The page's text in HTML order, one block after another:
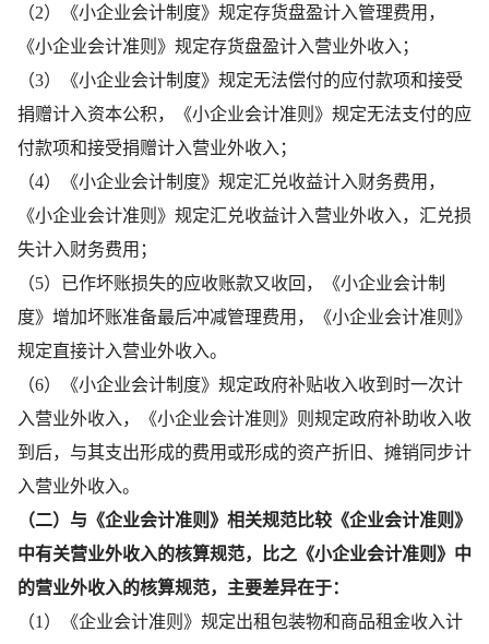
（2）《小企业会计制度》规定存货盘盈计入管理费用，
《小企业会计准则》规定存货盘盈计入营业外收入；
（3）《小企业会计制度》规定无法偿付的应付款项和接受
捐赠计入资本公积，《小企业会计准则》规定无法支付的应
付款项和接受捐赠计入营业外收入；
（4）《小企业会计制度》规定汇兑收益计入财务费用，
《小企业会计准则》规定汇兑收益计入营业外收入，汇兑损
失计入财务费用；
（5）已作坏账损失的应收账款又收回，《小企业会计制
度》增加坏账准备最后冲减管理费用，《小企业会计准则》
规定直接计入营业外收入。
（6）《小企业会计制度》规定政府补贴收入收到时一次计
入营业外收入，《小企业会计准则》则规定政府补助收入收
到后，与其支出形成的费用或形成的资产折旧、摊销同步计
入营业外收入。
（二）与《企业会计准则》相关规范比较《企业会计准则》
中有关营业外收入的核算规范，比之《小企业会计准则》中
的营业外收入的核算规范，主要差异在于：
（1）《企业会计准则》规定出租包装物和商品租金收入计